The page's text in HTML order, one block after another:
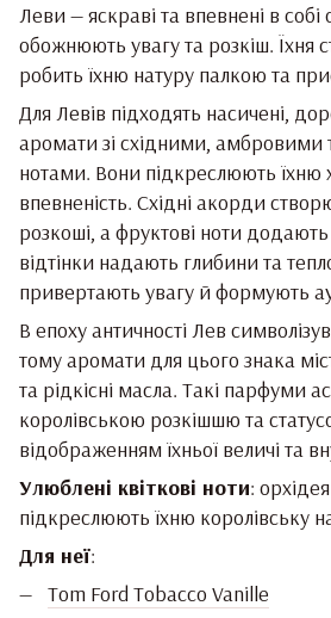
Леви — яскраві та впевнені в собі
обожнюють увагу та розкіш. Їхня
робить їхню натуру палкою та
Для Левів підходять насичені,
аромати зі східними, амбровими
нотами. Вони підкреслюють їхню
впевненість. Східні акорди
розкоші, а фруктові ноти
відтінки надають глибини та
привертають увагу й формують
В епоху античності Лев
тому аромати для цього знака
та рідкісні масла. Такі парфуми
королівською розкішшю та
відображенням їхньої величі та
Улюблені квіткові ноти:
підкреслюють їхню королівську
Для неї:
Tom Ford Tobacco Vanille